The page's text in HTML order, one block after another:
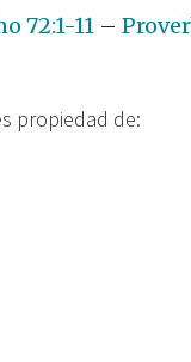
72:1-11 –
propiedad de: